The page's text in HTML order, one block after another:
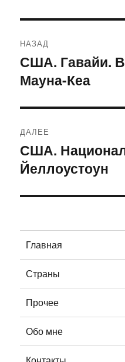
по
записям
НАЗАД
Предыдущая
запись:
США. Гавайи.
Мауна-Кеа
ДАЛЕЕ
Следующая
запись:
США.
Йеллоустоун
Главная
Страны
Прочее
Обо мне